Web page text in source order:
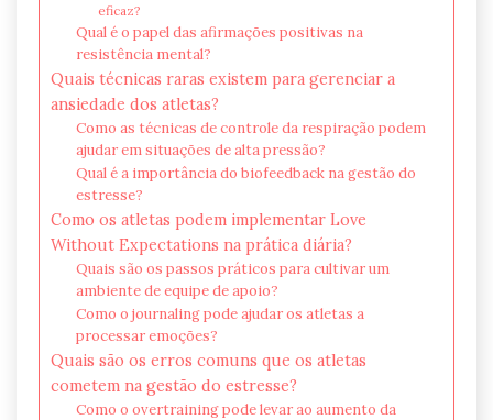
eficaz?
Qual é o papel das afirmações positivas na
resistência mental?
Quais técnicas raras existem para gerenciar a
ansiedade dos atletas?
Como as técnicas de controle da respiração podem
ajudar em situações de alta pressão?
Qual é a importância do biofeedback na gestão do
estresse?
Como os atletas podem implementar Love
Without Expectations na prática diária?
Quais são os passos práticos para cultivar um
ambiente de equipe de apoio?
Como o journaling pode ajudar os atletas a
processar emoções?
Quais são os erros comuns que os atletas
cometem na gestão do estresse?
Como o overtraining pode levar ao aumento da